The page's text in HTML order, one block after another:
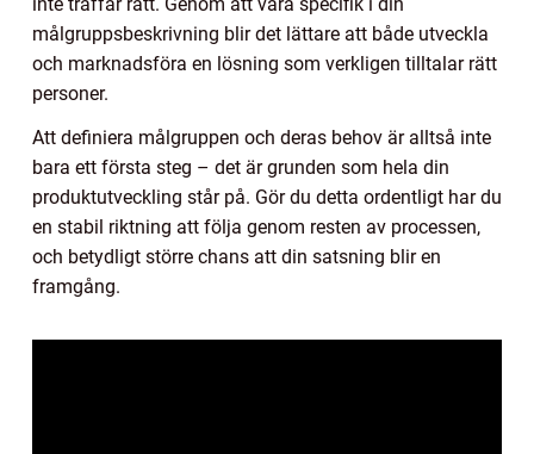
målgruppsbeskrivning blir det lättare att både utveckla
och marknadsföra en lösning som verkligen tilltalar rätt
personer.
Att definiera målgruppen och deras behov är alltså inte
bara ett första steg – det är grunden som hela din
produktutveckling står på. Gör du detta ordentligt har du
en stabil riktning att följa genom resten av processen,
och betydligt större chans att din satsning blir en
framgång.